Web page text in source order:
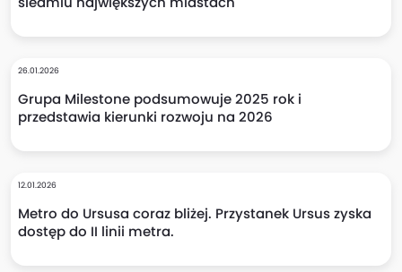
26.01.2026
Grupa Milestone podsumowuje 2025 rok i
przedstawia kierunki rozwoju na 2026
12.01.2026
Metro do Ursusa coraz bliżej. Przystanek Ursus zyska
dostęp do II linii metra.